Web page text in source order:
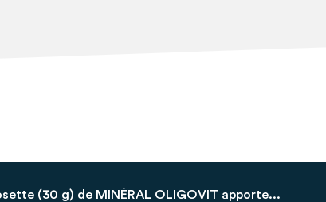
(30 g) de MINÉRAL OLIGOVIT apporte...